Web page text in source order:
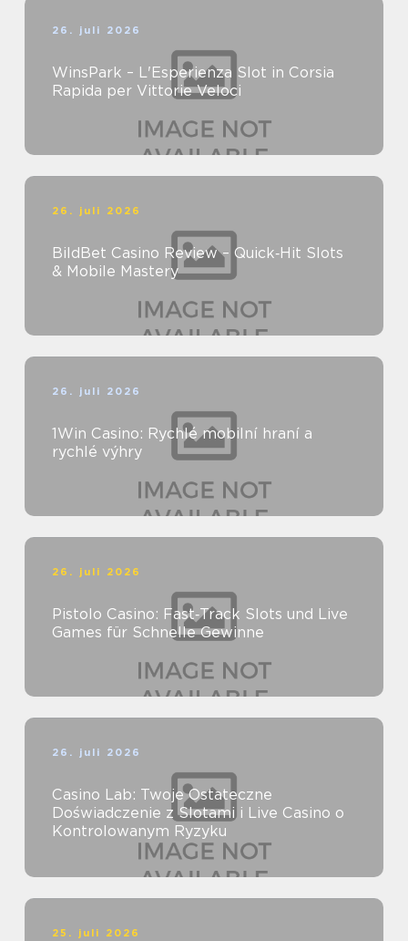
26. juli 2026
WinsPark – L'Esperienza Slot in Corsia
Rapida per Vittorie Veloci
26. juli 2026
BildBet Casino Review – Quick‑Hit Slots
& Mobile Mastery
26. juli 2026
1Win Casino: Rychlé mobilní hraní a
rychlé výhry
26. juli 2026
Pistolo Casino: Fast‑Track Slots und Live
Games für Schnelle Gewinne
26. juli 2026
Casino Lab: Twoje Ostateczne
Doświadczenie z Slotami i Live Casino o
Kontrolowanym Ryzyku
25. juli 2026